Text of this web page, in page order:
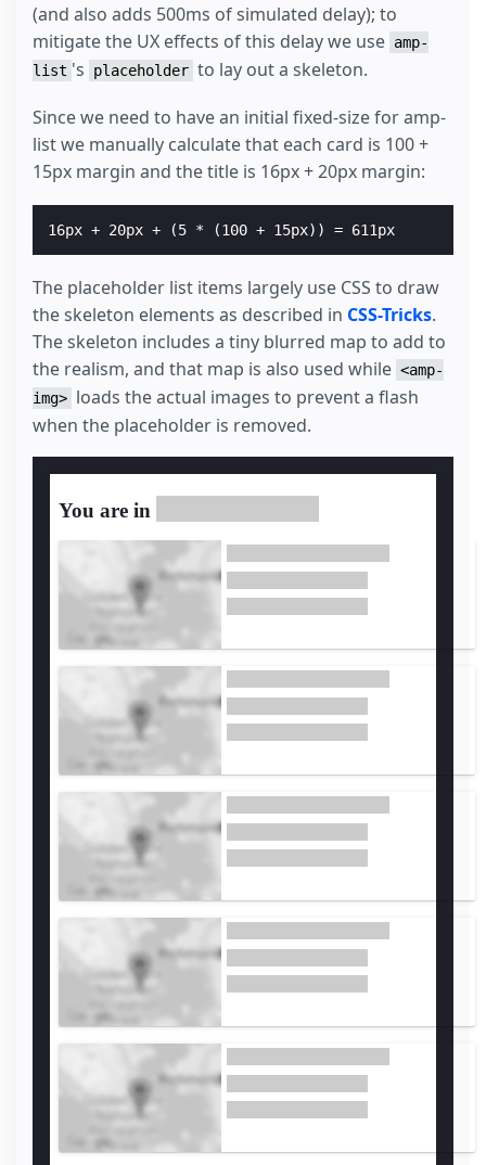
(and also adds 500ms of simulated delay); to
mitigate the UX effects of this delay we use amp-
list 's placeholder to lay out a skeleton.
Since we need to have an initial fixed-size for amp-
list we manually calculate that each card is 100 +
15px margin and the title is 16px + 20px margin:
The placeholder list items largely use CSS to draw
the skeleton elements as described in CSS-Tricks.
The skeleton includes a tiny blurred map to add to
the realism, and that map is also used while <amp-
img> loads the actual images to prevent a flash
when the placeholder is removed.
You are in